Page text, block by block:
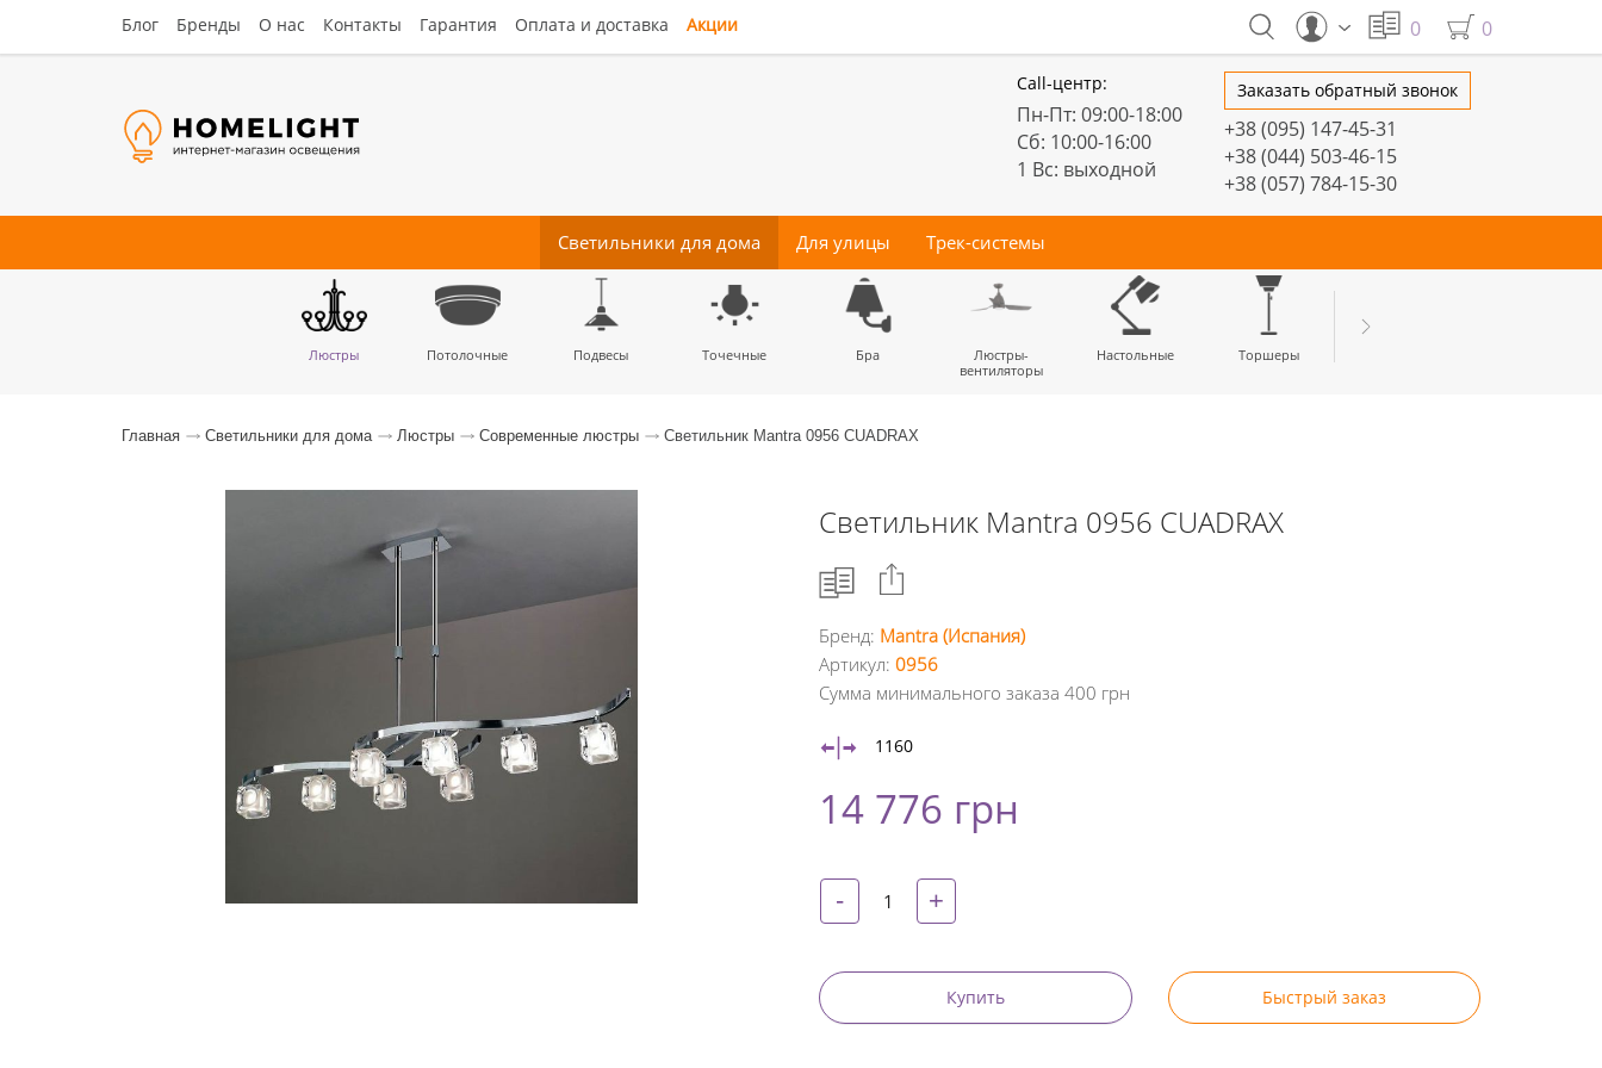
Блог Бренды О нас Контакты Гарантия Оплата и доставка Акции 0 0
Заказать обратный звонок
+38 (095) 147-45-31
+38 (044) 503-46-15
+38 (057) 784-15-30
Call-центр:
Пн-Пт: 09:00-18:00
Сб: 10:00-16:00
1 Вс: выходной
Светильники для дома
Люстры Потолочные Подвесы Точечные Бра
Люстры-
вентиляторы
Настольные Торшеры
Для улицы
Настенные Потолочные Тротуарные Прожектора Декоративные
Трек-системы
Магнитные
Комплектующие
для трек-систем
Главная Светильники для дома Люстры Современные люстры Светильник Mantra 0956 CUADRAX
Светильник Mantra 0956 CUADRAX
Facebook
+
Twitter
Бренд: Mantra (Испания)
Артикул: 0956
Сумма минимального заказа 400 грн
1160
14 776 грн
- +
Купить Быстрый заказ